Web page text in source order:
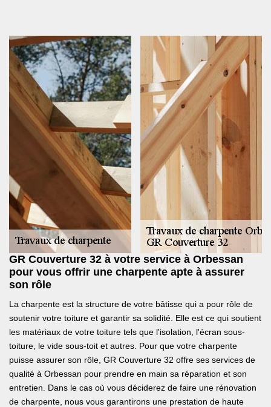
GR Couverture 32 à votre service à Orbessan
pour vous offrir une charpente apte à assurer
son rôle
La charpente est la structure de votre bâtisse qui a pour rôle de
soutenir votre toiture et garantir sa solidité. Elle est ce qui soutient
les matériaux de votre toiture tels que l'isolation, l'écran sous-
toiture, le vide sous-toit et autres. Pour que votre charpente
puisse assurer son rôle, GR Couverture 32 offre ses services de
qualité à Orbessan pour prendre en main sa réparation et son
entretien. Dans le cas où vous déciderez de faire une rénovation
de charpente, nous vous garantirons une prestation de haute